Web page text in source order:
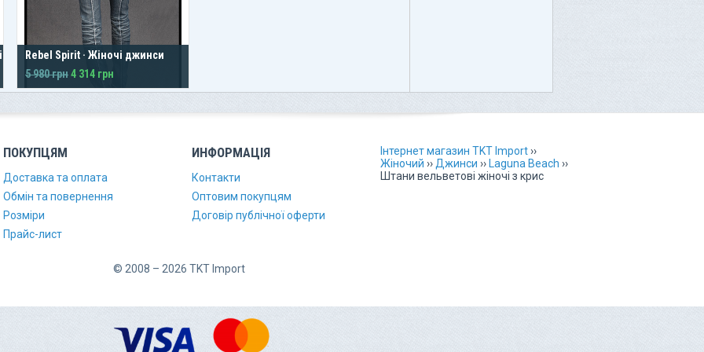
Rebel Spirit · Жіночі джинси
5 980 грн4 314 грн
ПОКУПЦЯМ
Доставка та оплата
Обмін та повернення
Розміри
Прайс-лист
ИНФОРМАЦІЯ
Контакти
Оптовим покупцям
Договір публічної оферти
Інтернет магазин TKT Import››
Жіночий ›› Джинси ›› Laguna Beach ››
Штани вельветові жіночі з крис
© 2008 – 2026 TKT Import